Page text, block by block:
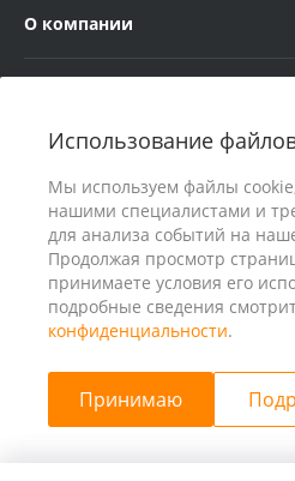
Использование
Мы используем файлы
нашими специалистами и
для анализа событий на
Продолжая просмотр
принимаете условия его
подробные сведения
конфиденциальности.
Принимаю
О компании